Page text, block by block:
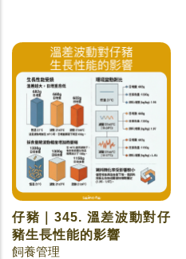
仔豬｜345. 溫差波動對仔
豬生長性能的影響
飼養管理